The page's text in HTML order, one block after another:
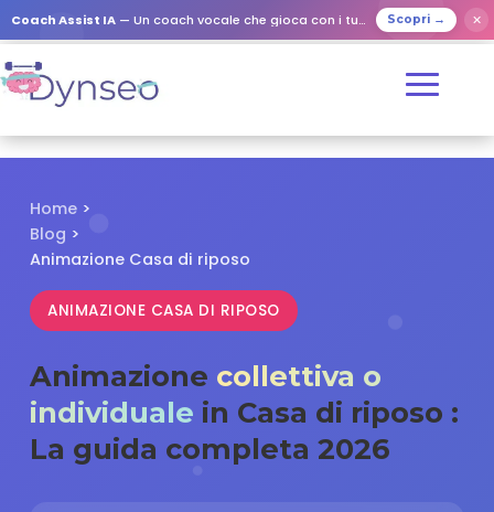
Coach Assist IA — Un coach vocale che gioca con i tuoi cari Scopri → ✕
Home >
Blog >
Animazione Casa di riposo
ANIMAZIONE CASA DI RIPOSO
Animazione collettiva o
individuale in Casa di riposo :
La guida completa 2026